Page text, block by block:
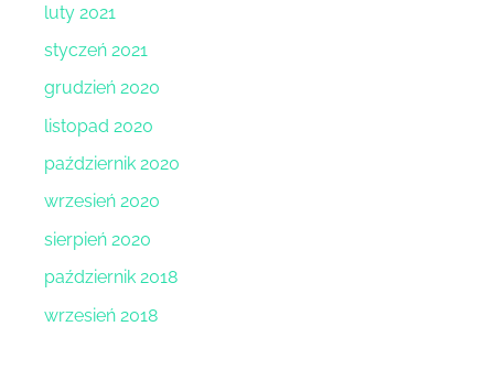
luty 2021
styczeń 2021
grudzień 2020
listopad 2020
październik 2020
wrzesień 2020
sierpień 2020
październik 2018
wrzesień 2018